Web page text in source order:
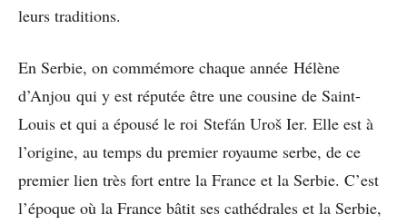
leurs traditions.
En Serbie, on commémore chaque année Hélène
d’Anjou qui y est réputée être une cousine de Saint-
Louis et qui a épousé le roi Stefán Uroš Ier. Elle est à
l’origine, au temps du premier royaume serbe, de ce
premier lien très fort entre la France et la Serbie. C’est
l’époque où la France bâtit ses cathédrales et la Serbie,